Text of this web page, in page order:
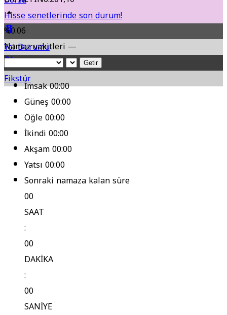
Hisse senetlerinde son durum!
Yol Durumu
Fikstür
%0.06
Namaz vakitleri —
Getir
İmsak00:00
Güneş00:00
Öğle00:00
İkindi00:00
Akşam00:00
Yatsı00:00
Sonraki namaza kalan süre
00
SAAT
:
00
DAKİKA
:
00
SANİYE